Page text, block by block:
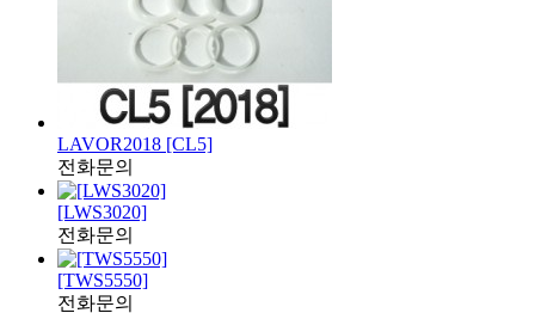
LAVOR2018 [CL5]
전화문의
[LWS3020]
전화문의
[TWS5550]
전화문의